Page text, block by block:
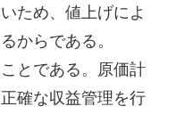
ため、値上げによ
からである。
とである。原価計
確な収益管理を行